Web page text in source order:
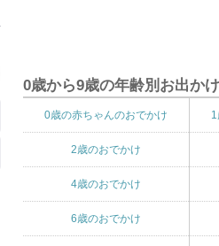
0歳から9歳の年齢別お出か
0歳の赤ちゃんのおでかけ
2歳のおでかけ
4歳のおでかけ
6歳のおでかけ